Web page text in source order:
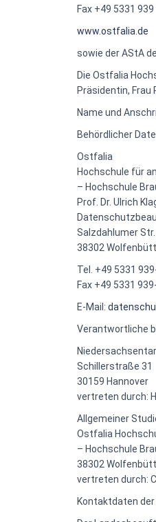
Fax +49 5331
www.ostfalia.de
sowie der AStA
Die Ostfalia
Präsidentin, Frau
Name und
Behördlicher
Ostfalia
Hochschule für
– Hochschule
Prof. Dr. Ulrich
Salzdahlumer
38302
Tel. +49 5331
Fax +49 5331
E-Mail:
Verantwortliche
Schillerstraße 31
30159 Hannover
vertreten durch:
Allgemeiner
Ostfalia
– Hochschule
38302
vertreten durch:
Kontaktdaten